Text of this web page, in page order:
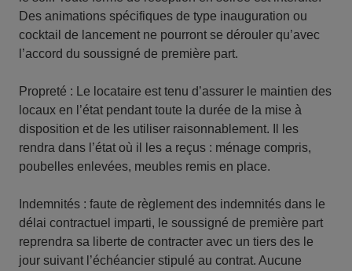
Des animations spécifiques de type inauguration ou
cocktail de lancement ne pourront se dérouler qu’avec
l’accord du soussigné de première part.
Propreté : Le locataire est tenu d’assurer le maintien des
locaux en l’état pendant toute la durée de la mise à
disposition et de les utiliser raisonnablement. Il les
rendra dans l’état où il les a reçus : ménage compris,
poubelles enlevées, meubles remis en place.
Indemnités : faute de règlement des indemnités dans le
délai contractuel imparti, le soussigné de première part
reprendra sa liberte de contracter avec un tiers des le
jour suivant l’échéancier stipulé au contrat. Aucune